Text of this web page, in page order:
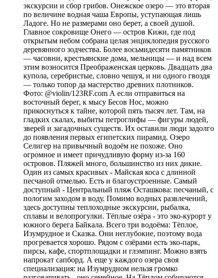
экскурсии и сбор грибов. Онежское озеро — это вторая
по величине водная чаша Европы, уступающая лишь
Ладоге. Но не размерами оно берет, а своей душой.
Главное сокровище Онего — остров Кижи, где под
открытым небом собрана целая энциклопедия русского
деревянного зодчества. Более восьмидесяти памятников
— часовни, крестьянские дома, мельницы — и над всем
этим возносится Преображенская церковь. Двадцать два
купола, серебристые, словно чешуя, и ни одного гвоздя
— только топор да мастерство древних плотников.
Фото: @violin/123RF.com А если отправиться на
восточный берег, к мысу Бесов Нос, можно
прикоснуться к тайне, которой пять тысяч лет. Там, на
гладких скалах, выбиты петроглифы — фигуры людей,
зверей и загадочных существ. Их оставили люди задолго
до появления первых египетских пирамид. Озеро
Селигер на привычный водоём не похоже. Оно
огромное и имеет причудливую форму из-за 160
островов. Пляжей много, большинство из них дикие.
Один из самых красивых - Майская коса с длинной
песчаной отмелью. Есть и благоустроенные. Самый
доступный - Центральный пляж Осташкова: песчаный, с
пологим заходом в воду. Помимо водных развлечений,
здесь доступны теплоходные экскурсии, рыбалка,
сплавы и велопрогулки. Тёплые озёра - это эко-курорт у
южного берега Байкала. Всего три водоёма: Тёплое,
Изумрудное и Сказка. Они неглубокие, поэтому вода
прогревается хорошо. Рядом с озёрами есть эко-парк,
пирсы, кафе, спортплощадки и глэмпинг. Можно взять
напрокат сапборд. А еще у каждого озера своя
специализация: на Изумрудном нельзя громко